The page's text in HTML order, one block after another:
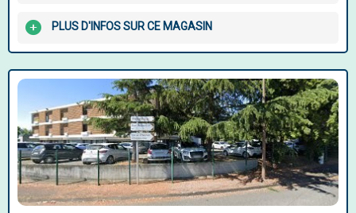
PLUS D'INFOS SUR CE MAGASIN